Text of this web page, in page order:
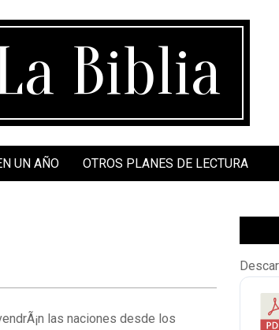
Biblia
UN AÑO OTROS PLANES DE LECTURA
las naciones desde los